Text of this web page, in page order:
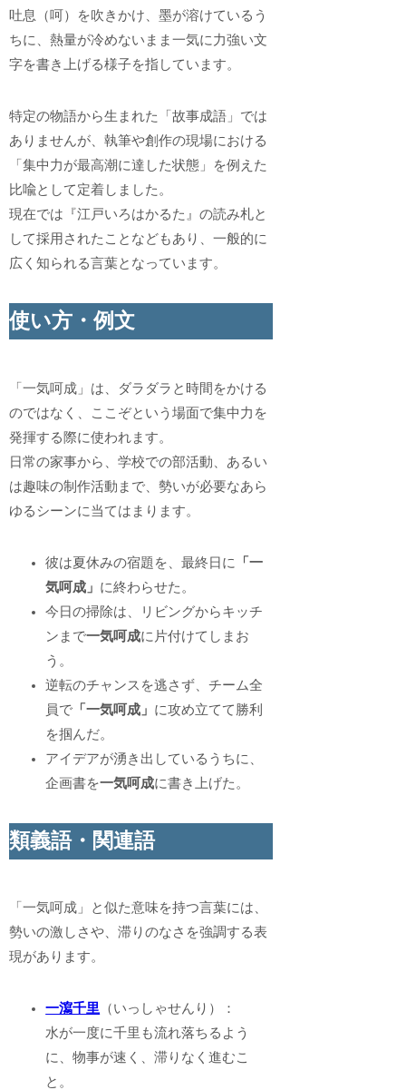
吐息（呵）を吹きかけ、墨が溶けているう
ちに、熱量が冷めないまま一気に力強い文
字を書き上げる様子を指しています。
特定の物語から生まれた「故事成語」では
ありませんが、執筆や創作の現場における
「集中力が最高潮に達した状態」を例えた
比喩として定着しました。
現在では『江戸いろはかるた』の読み札と
して採用されたことなどもあり、一般的に
広く知られる言葉となっています。
使い方・例文
「一気呵成」は、ダラダラと時間をかける
のではなく、ここぞという場面で集中力を
発揮する際に使われます。
日常の家事から、学校での部活動、あるい
は趣味の制作活動まで、勢いが必要なあら
ゆるシーンに当てはまります。
彼は夏休みの宿題を、最終日に
「一
気呵成」 に終わらせた。
今日の掃除は、リビングからキッチ
ンまで一気呵成に片付けてしまお
う。
逆転のチャンスを逃さず、チーム全
員で 「一気呵成」 に攻め立てて勝利
を掴んだ。
アイデアが湧き出しているうちに、
企画書を一気呵成に書き上げた。
類義語・関連語
「一気呵成」と似た意味を持つ言葉には、
勢いの激しさや、滞りのなさを強調する表
現があります。
一瀉千里 （いっしゃせんり）：
水が一度に千里も流れ落ちるよう
に、物事が速く、滞りなく進むこ
と。